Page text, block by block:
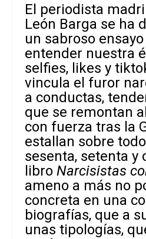
El periodista
León Barga se ha
un sabroso
entender nuestra
selfies, likes y
vincula el furor
a conductas,
que se remontan
con fuerza tras la
estallan sobre
sesenta, setenta y
libroNarcisistas
ameno a más no
concreta en una
biografías, que a
unas tipologías,